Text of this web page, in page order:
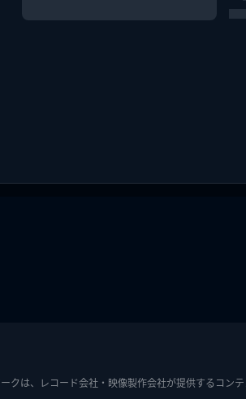
クは、レコード会社・映像製作会社が提供するコン